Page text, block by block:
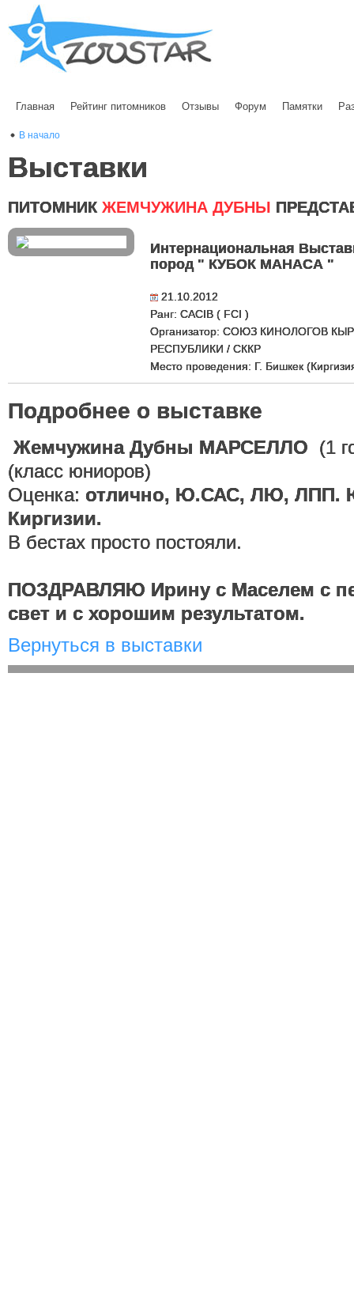
Главная Рейтинг питомников Отзывы Форум Памятки
В начало
Выставки
ПИТОМНИК ЖЕМЧУЖИНА ДУБНЫ
Интернациональная
пород " КУБОК МАНАСА "
21.10.2012
Ранг: CACIB ( FCI )
Организатор: СОЮЗ КИНОЛОГОВ
РЕСПУБЛИКИ / СККР
Место проведения: Г. Бишкек
Подробнее о выставке
Жемчужина Дубны МАРСЕЛЛО (1
(класс юниоров)
Оценка: отлично, Ю.САС, ЛЮ, ЛПП.
Киргизии.
В бестах просто постояли.
ПОЗДРАВЛЯЮ Ирину с Маселем с
свет и с хорошим результатом.
Вернуться в выставки